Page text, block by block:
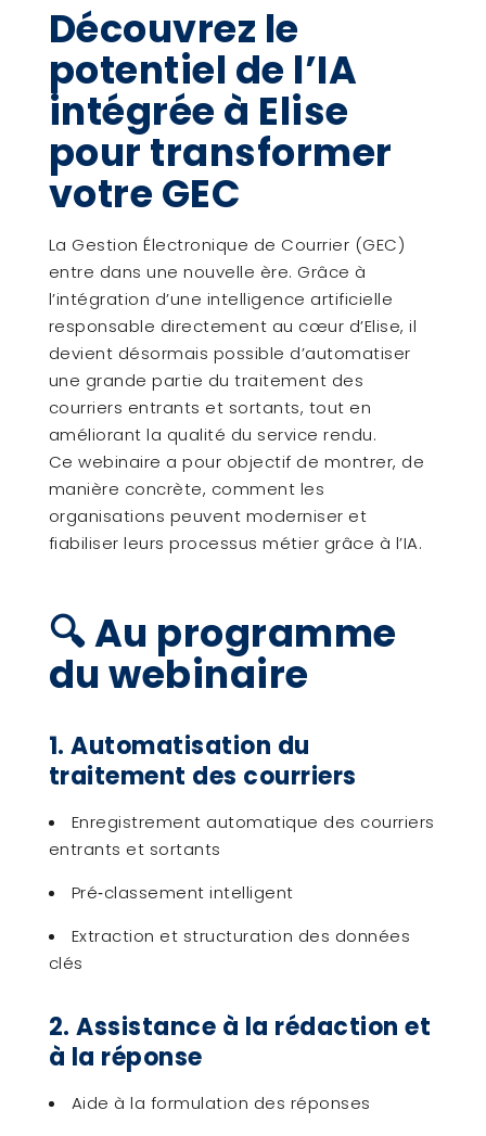
Découvrez le
potentiel de l’IA
intégrée à Elise
pour transformer
votre GEC
La Gestion Électronique de Courrier (GEC)
entre dans une nouvelle ère. Grâce à
l’intégration d’une intelligence artificielle
responsable directement au cœur d’Elise, il
devient désormais possible d’automatiser
une grande partie du traitement des
courriers entrants et sortants, tout en
améliorant la qualité du service rendu.
Ce webinaire a pour objectif de montrer, de
manière concrète, comment les
organisations peuvent moderniser et
fiabiliser leurs processus métier grâce à l’IA.
🔍 Au programme
du webinaire
1. Automatisation du
traitement des courriers
Enregistrement automatique des courriers
entrants et sortants
Pré‑classement intelligent
Extraction et structuration des données
clés
2. Assistance à la rédaction et
à la réponse
Aide à la formulation des réponses